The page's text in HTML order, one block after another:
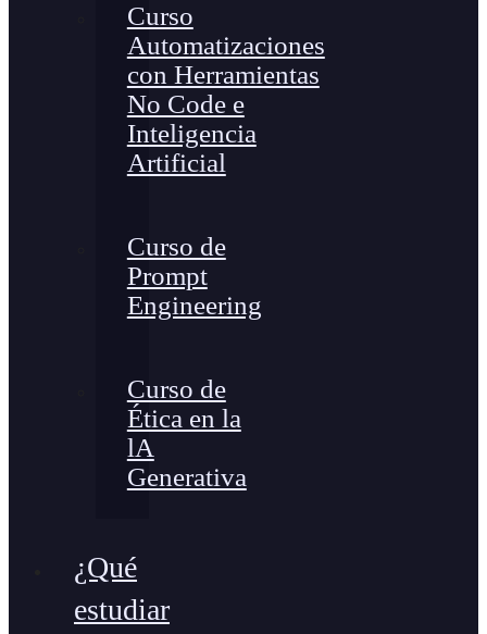
Curso
Automatizaciones
con Herramientas
No Code e
Inteligencia
Artificial
Curso de
Prompt
Engineering
Curso de
Ética en la
lA
Generativa
¿Qué
estudiar